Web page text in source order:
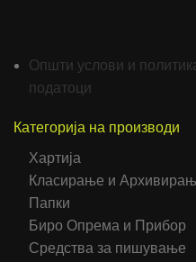
Општи услови и
податоци
Категорија на производи
Хартија
Класирање и
Папки
Биро Опрема и Прибор
Средства за пишување